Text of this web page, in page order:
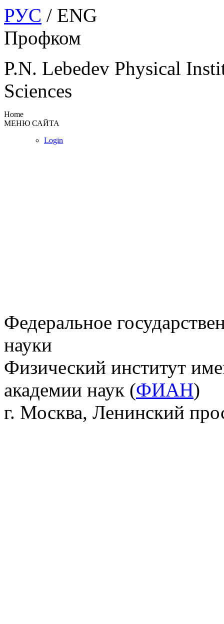
РУС / ENG
Профком
P.N. Lebedev Physical
Sciences
Home
МЕНЮ САЙТА
Login
Федеральное
науки
Физический институт
академии наук (ФИАН)
г. Москва, Ленинский